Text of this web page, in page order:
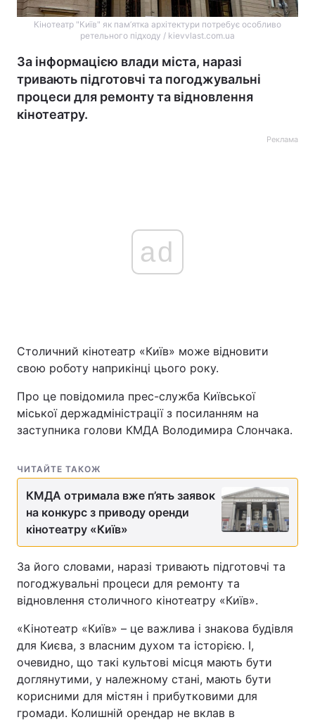
Кінотеатр "Київ" як пам’ятка архітектури потребує особливо
ретельного підходу / kievvlast.com.ua
За інформацією влади міста, наразі
тривають підготовчі та погоджувальні
процеси для ремонту та відновлення
кінотеатру.
Реклама
ad
Столичний кінотеатр «Київ» може відновити
свою роботу наприкінці цього року.
Про це повідомила прес-служба Київської
міської держадміністрації з посиланням на
заступника голови КМДА Володимира Слончака.
ЧИТАЙТЕ ТАКОЖ
КМДА отримала вже п’ять заявок
на конкурс з приводу оренди
кінотеатру «Київ»
За його словами, наразі тривають підготовчі та
погоджувальні процеси для ремонту та
відновлення столичного кінотеатру «Київ».
«Кінотеатр «Київ» – це важлива і знакова будівля
для Києва, з власним духом та історією. І,
очевидно, що такі культові місця мають бути
доглянутими, у належному стані, мають бути
корисними для містян і прибутковими для
громади. Колишній орендар не вклав в